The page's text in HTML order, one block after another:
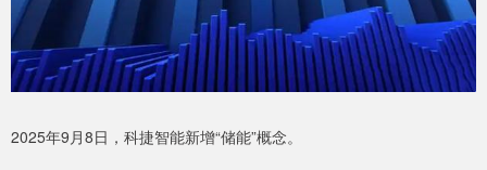
2025年9月8日，科捷智能新增“储能”概念。